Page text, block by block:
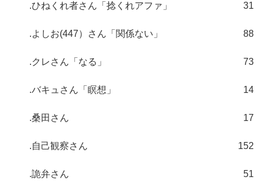
.ひねくれ者さん「捻くれアファ」 31
.よしお(447）さん「関係ない」 88
.クレさん「なる」 73
.バキュさん「瞑想」 14
.桑田さん 17
.自己観察さん 152
.詭弁さん 51